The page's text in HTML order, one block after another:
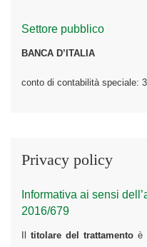
Settore pubblico
BANCA D’ITALIA
conto di contabilità speciale:
Privacy policy
Informativa ai sensi
2016/679
Il titolare del trattamentoè